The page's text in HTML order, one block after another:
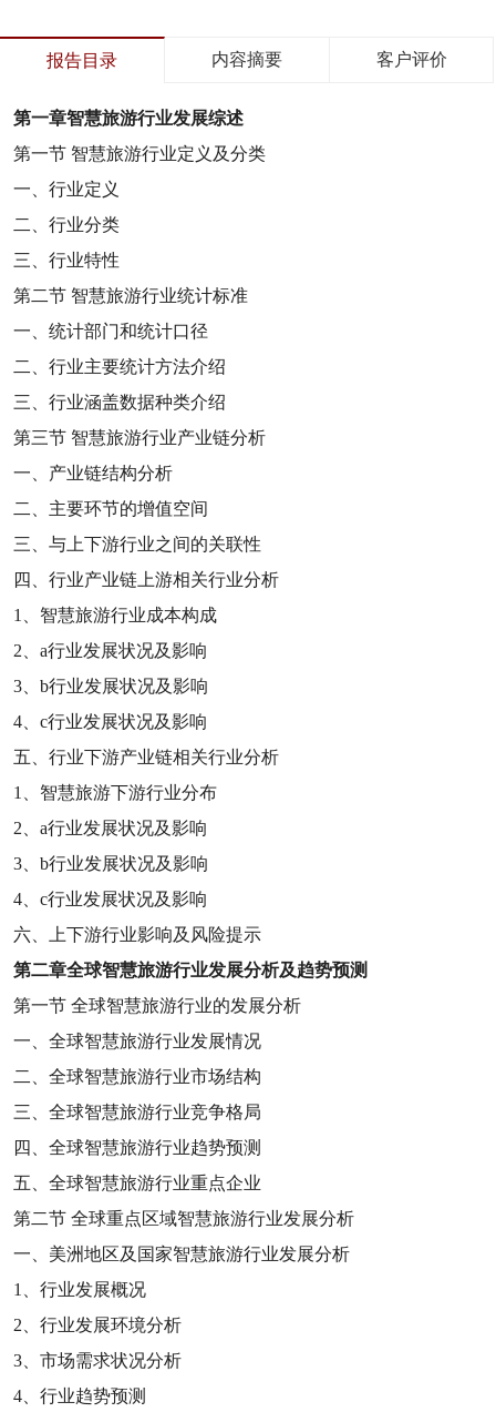
报告目录 内容摘要 客户评价
第一章智慧旅游行业发展综述
第一节 智慧旅游行业定义及分类
一、行业定义
二、行业分类
三、行业特性
第二节 智慧旅游行业统计标准
一、统计部门和统计口径
二、行业主要统计方法介绍
三、行业涵盖数据种类介绍
第三节 智慧旅游行业产业链分析
一、产业链结构分析
二、主要环节的增值空间
三、与上下游行业之间的关联性
四、行业产业链上游相关行业分析
1
、智慧旅游行业成本构成
2
a行业发展状况及影响
3
b行业发展状况及影响
4
c行业发展状况及影响
五、行业下游产业链相关行业分析
1
、智慧旅游下游行业分布
2
a行业发展状况及影响
3
b行业发展状况及影响
4
c行业发展状况及影响
六、上下游行业影响及风险提示
第二章全球智慧旅游行业发展分析及趋势预测
第一节 全球智慧旅游行业的发展分析
一、全球智慧旅游行业发展情况
二、全球智慧旅游行业市场结构
三、全球智慧旅游行业竞争格局
四、全球智慧旅游行业趋势预测
五、全球智慧旅游行业重点企业
第二节 全球重点区域智慧旅游行业发展分析
一、美洲地区及国家智慧旅游行业发展分析
1
、行业发展概况
2 、行业发展环境分析
3 、市场需求状况分析
4 、行业趋势预测